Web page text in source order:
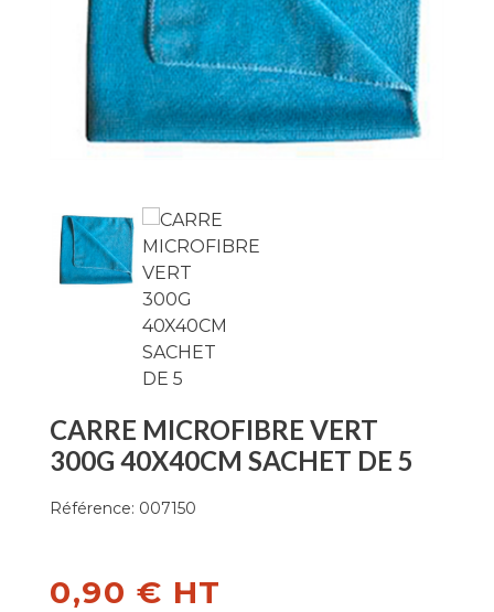
CARRE MICROFIBRE VERT
300G 40X40CM SACHET DE 5
Référence: 007150
0,90 € HT